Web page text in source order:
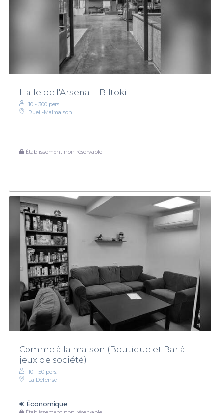
Halle de l'Arsenal - Biltoki
10 - 300 pers.
Rueil-Malmaison
Établissement non réservable
Comme à la maison (Boutique et Bar à
jeux de société)
10 - 50 pers.
La Défense
€ Économique